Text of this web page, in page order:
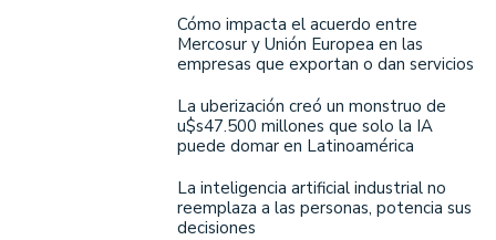
Cómo impacta el acuerdo entre
Mercosur y Unión Europea en las
empresas que exportan o dan servicios
La uberización creó un monstruo de
u$s47.500 millones que solo la IA
puede domar en Latinoamérica
La inteligencia artificial industrial no
reemplaza a las personas, potencia sus
decisiones